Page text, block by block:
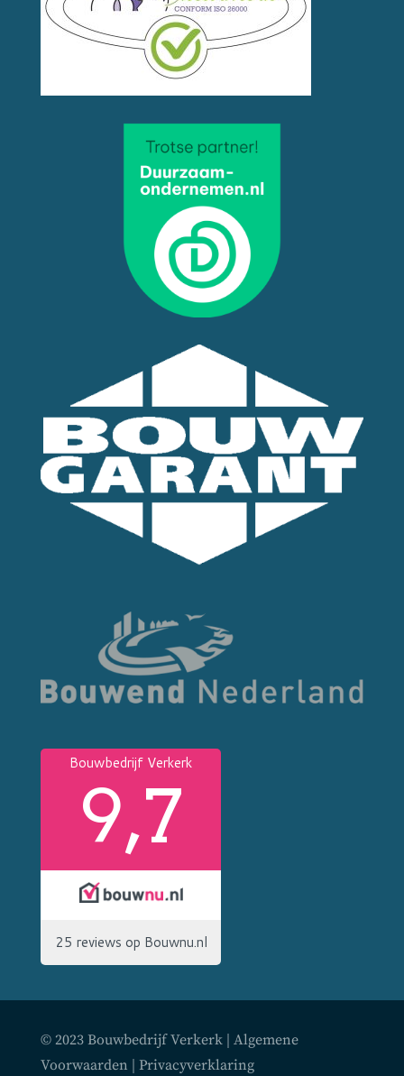
© 2023 Bouwbedrijf Verkerk | Algemene
Voorwaarden
Privacyverklaring